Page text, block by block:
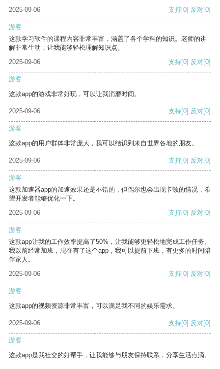
2025-09-06
支持[0] 反对[0]
游客
这款学习软件的课程内容非常丰富，涵盖了各个学科的知识。老师的讲
解非常生动，让我能够轻松理解知识点。
2025-09-06
支持[0] 反对[0]
游客
这款app的游戏非常好玩，可以让我消磨时间。
2025-09-06 支持[0] 反对[0]
游客
这款app的用户群体非常庞大，我可以结识到来自世界各地的朋友。
2025-09-06 支持[0] 反对[0]
游客
这款加速器app的加速效果还是不错的，但偶尔也会出现卡顿的情况，希
望开发者能够优化一下。
2025-09-06
支持[0] 反对[0]
游客
这款app让我的工作效率提高了50%，让我能够更轻松地完成工作任务。
我以前经常加班，现在有了这个app，我可以提前下班，有更多的时间陪
伴家人。
2025-09-06
支持[0] 反对[0]
游客
这款app的视频资源非常丰富，可以满足我不同的娱乐需求。
2025-09-06 支持[0] 反对[0]
游客
这款app是我社交的好帮手，让我能够与朋友保持联系，分享生活点滴。